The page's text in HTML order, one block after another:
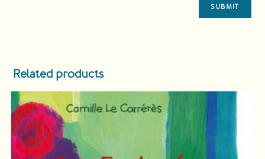
Related products